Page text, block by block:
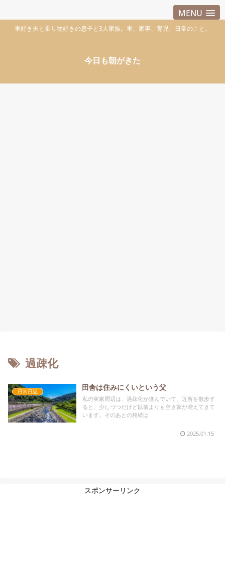
MENU
車好き夫と乗り物好きの息子と3人家族。車、家事、育児、日常のこと。
今日も朝がきた
過疎化
日常日記 田舎は住みにくいという父
私の実家周辺は、過疎化が進んでいて、近所を散歩す
ると、少しづつだけど以前よりも空き家が増えてきて
います。そのあとの相続は
2025.01.15
スポンサーリンク